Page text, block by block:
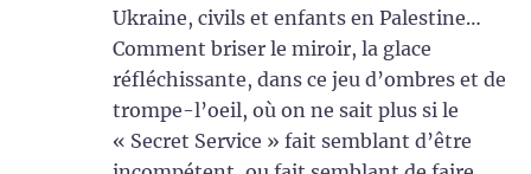
Ukraine, civils et enfants en Palestine…
Comment briser le miroir, la glace
réfléchissante, dans ce jeu d’ombres et de
trompe-l’oeil, où on ne sait plus si le
« Secret Service » fait semblant d’être